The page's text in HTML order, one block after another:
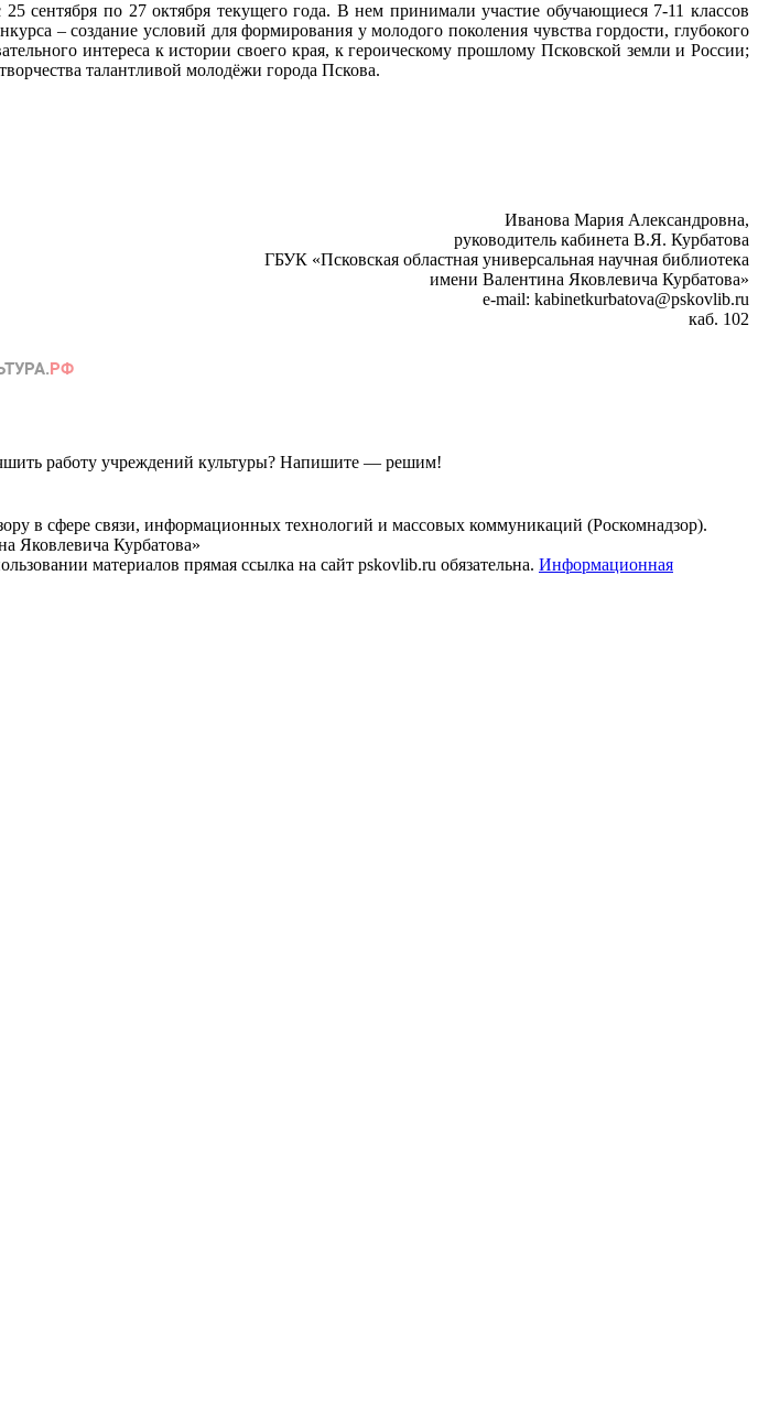
25 сентября по 27 октября текущего года. В нем принимали участие обучающиеся 7-11 классов
– создание условий для формирования у молодого поколения чувства гордости, глубокого
интереса к истории своего края, к героическому прошлому Псковской земли и России;
талантливой молодёжи города Пскова.
Иванова Мария Александровна,
руководитель кабинета В.Я. Курбатова
ГБУК «Псковская областная универсальная научная библиотека
имени Валентина Яковлевича Курбатова»
e-mail: kabinetkurbatova@pskovlib.ru
каб. 102
работу учреждений культуры? Напишите — решим!
в сфере связи, информационных технологий и массовых коммуникаций (Роскомнадзор).
Яковлевича Курбатова»
материалов прямая ссылка на сайт pskovlib.ru обязательна. Информационная